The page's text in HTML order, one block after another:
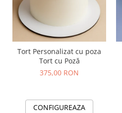
Tort Personalizat cu poza
Tort cu Poză
375,00 RON
CONFIGUREAZA